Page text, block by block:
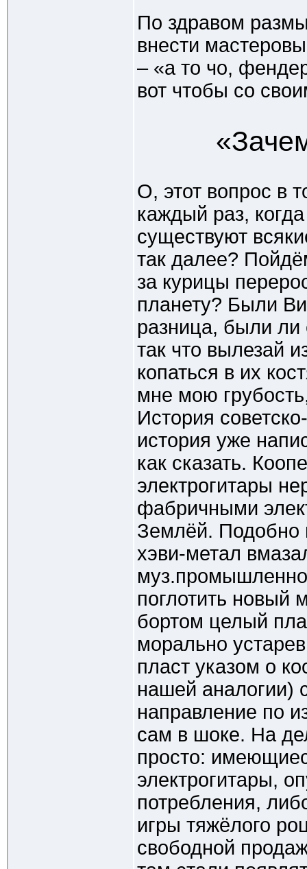
По здравом
внести
– «а то чо,
вот чтобы со
О, этот вопрос в
каждый раз,
существуют
так далее?
за курицы
планету? Были
разница, были
так что вылезай
копаться в их
мне мою
История
история уже
как сказать.
электрогитары
фабричными
Землёй. Подобно
хэви-метал
поглотить новый
бортом целый
морально
пласт указом о
нашей аналогии)
направление по
сам в шоке. На
просто:
электрогитары,
потребления,
игры тяжёлого
свободной